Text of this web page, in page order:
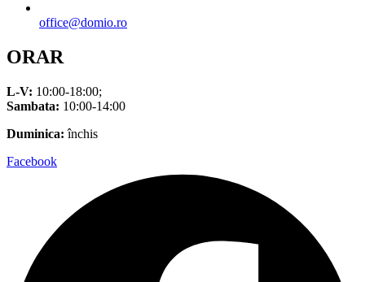
office@domio.ro
ORAR
L-V: 10:00-18:00;
Sambata: 10:00-14:00
Duminica: închis
Facebook